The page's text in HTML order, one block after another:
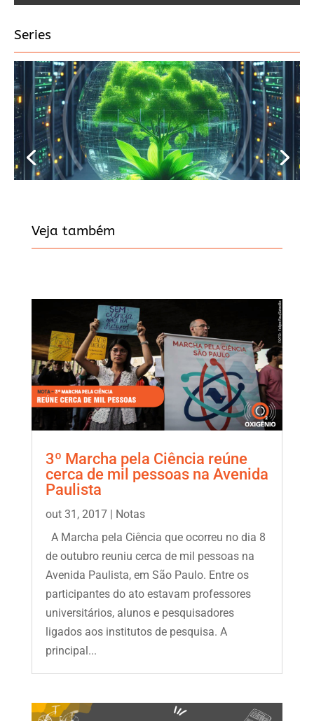
Series
Veja também
3º Marcha pela Ciência reúne
cerca de mil pessoas na Avenida
Paulista
out 31, 2017| Notas
A Marcha pela Ciência que ocorreu no dia 8
de outubro reuniu cerca de mil pessoas na
Avenida Paulista, em São Paulo. Entre os
participantes do ato estavam professores
universitários, alunos e pesquisadores
ligados aos institutos de pesquisa. A
principal...